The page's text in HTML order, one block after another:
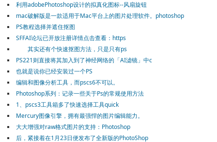
利用adobePhotoshop设计的拟真化图标--风扇旋钮
mac破解版是一款适用于Mac平台上的图片处理软件。photoshop
PS教程选择并遮住抠图
SFFAI论坛已开放注册详情点击查看：https
其实还有个快速抠图方法，只是只有ps
PS221则直接将其加入到了神经网络的「AI滤镜」中c
也就是说你已经安装过一个PS
编辑和图像分析工具，而pscs6不可以。
Photoshop系列：记录一些关于Ps的常规使用方法
1、pscs3工具箱多了快速选择工具quick
Mercury图像引擎，拥有最强悍的图片编辑能力。
大大增强对raw格式图片的支持：Photoshop
后，紧接着在1月23日便发布了全新版的PhotoShop